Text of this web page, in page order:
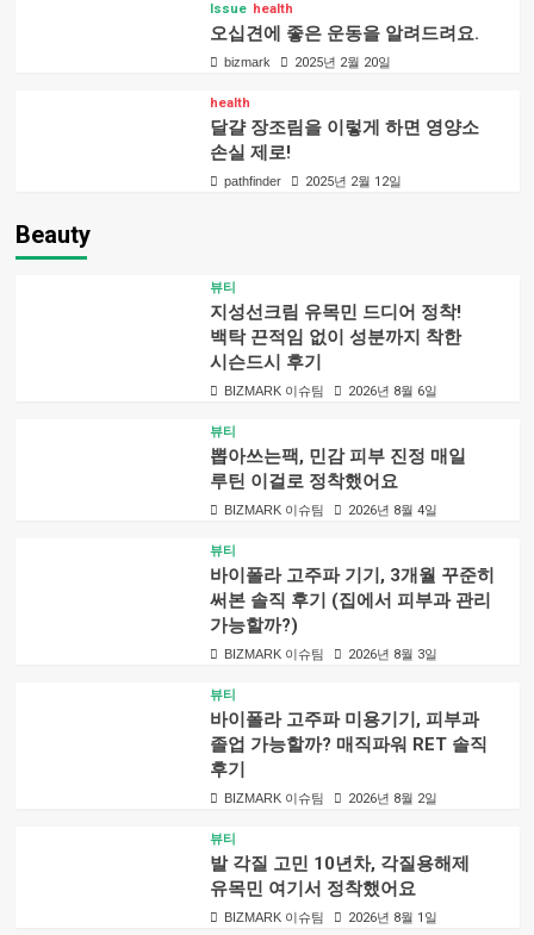
Issue health
오십견에 좋은 운동을 알려드려요.
bizmark 2025년 2월 20일
health
달걀 장조림을 이렇게 하면 영양소
손실 제로!
pathfinder 2025년 2월 12일
Beauty
뷰티
지성선크림 유목민 드디어 정착!
백탁 끈적임 없이 성분까지 착한
시슨드시 후기
BIZMARK 이슈팀 2026년 8월 6일
뷰티
뽑아쓰는팩, 민감 피부 진정 매일
루틴 이걸로 정착했어요
BIZMARK 이슈팀 2026년 8월 4일
뷰티
바이폴라 고주파 기기, 3개월 꾸준히
써본 솔직 후기 (집에서 피부과 관리
가능할까?)
BIZMARK 이슈팀 2026년 8월 3일
뷰티
바이폴라 고주파 미용기기, 피부과
졸업 가능할까? 매직파워 RET 솔직
후기
BIZMARK 이슈팀 2026년 8월 2일
뷰티
발 각질 고민 10년차, 각질용해제
유목민 여기서 정착했어요
BIZMARK 이슈팀 2026년 8월 1일